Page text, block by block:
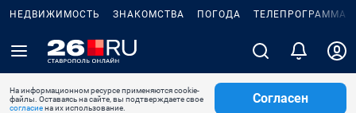
НЕДВИЖИМОСТЬ ЗНАКОМСТВА ПОГОДА ТЕЛЕПРОГРАММА
На информационном ресурсе применяются cookie-
файлы. Оставаясь на сайте, вы подтверждаете свое
согласиена их использование.
Согласен